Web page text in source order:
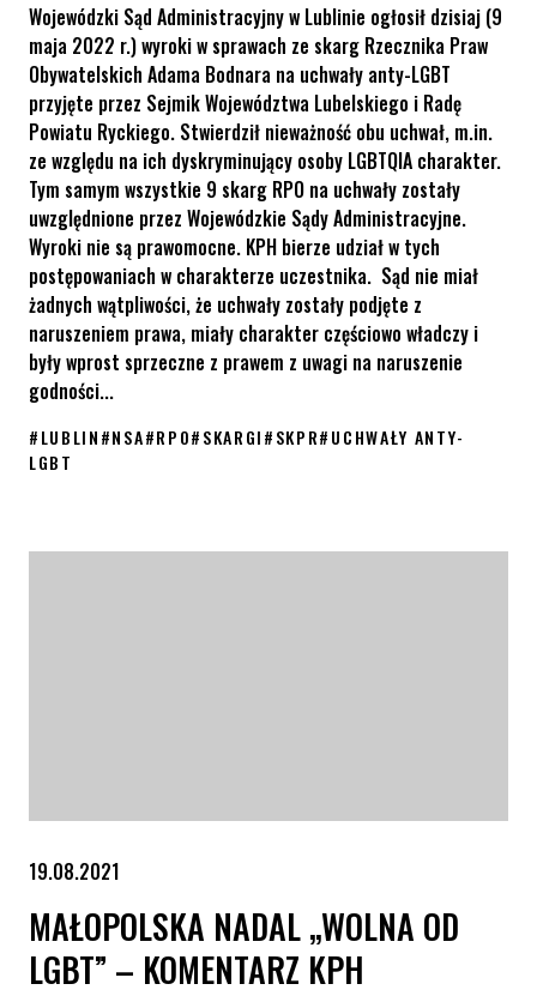
Wojewódzki Sąd Administracyjny w Lublinie ogłosił dzisiaj (9
maja 2022 r.) wyroki w sprawach ze skarg Rzecznika Praw
Obywatelskich Adama Bodnara na uchwały anty-LGBT
przyjęte przez Sejmik Województwa Lubelskiego i Radę
Powiatu Ryckiego. Stwierdził nieważność obu uchwał, m.in.
ze względu na ich dyskryminujący osoby LGBTQIA charakter.
Tym samym wszystkie 9 skarg RPO na uchwały zostały
uwzględnione przez Wojewódzkie Sądy Administracyjne.
Wyroki nie są prawomocne. KPH bierze udział w tych
postępowaniach w charakterze uczestnika. Sąd nie miał
żadnych wątpliwości, że uchwały zostały podjęte z
naruszeniem prawa, miały charakter częściowo władczy i
były wprost sprzeczne z prawem z uwagi na naruszenie
godności...
#LUBLIN#NSA#RPO#SKARGI#SKPR#UCHWAŁY ANTY-
LGBT
19.08.2021
MAŁOPOLSKA NADAL „WOLNA OD
LGBT” – KOMENTARZ KPH